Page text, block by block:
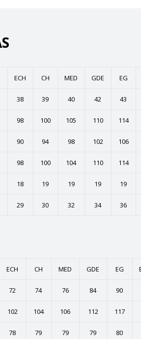
ECH CH MED GDE EG
38 39 40 42 43
98 100 105 110 114
90 94 98 102 106
98 100 104 110 114
18 19 19 19 19
29 30 32 34 36
ECH CH MED GDE EG
72 74 76 84 90
102 104 106 112 117
78 79 79 79 80